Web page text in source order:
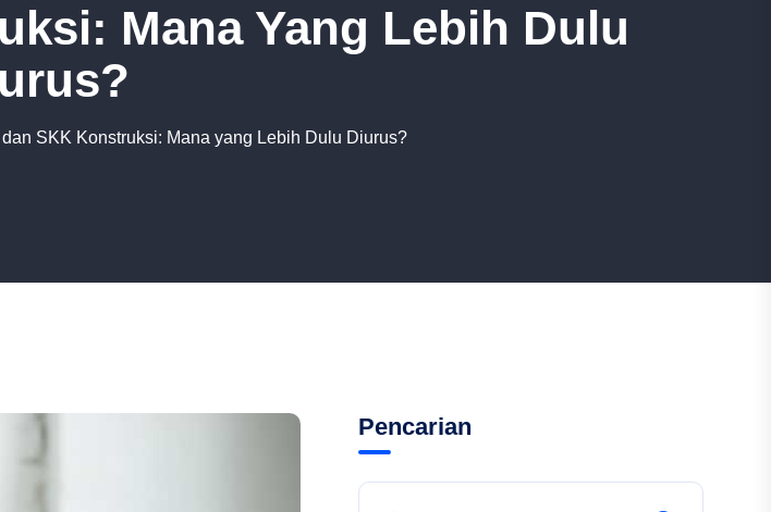
Mana Yang Lebih Dulu
SKK Konstruksi: Mana yang Lebih Dulu Diurus?
Pencarian